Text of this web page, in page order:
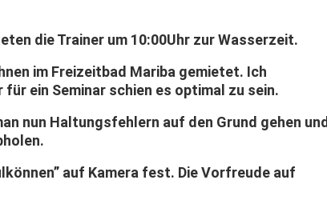
die Trainer um 10:00Uhr zur Wasserzeit.
im Freizeitbad Mariba gemietet. Ich
ein Seminar schien es optimal zu sein.
nun Haltungsfehlern auf den Grund gehen und
auf Kamera fest. Die Vorfreude auf